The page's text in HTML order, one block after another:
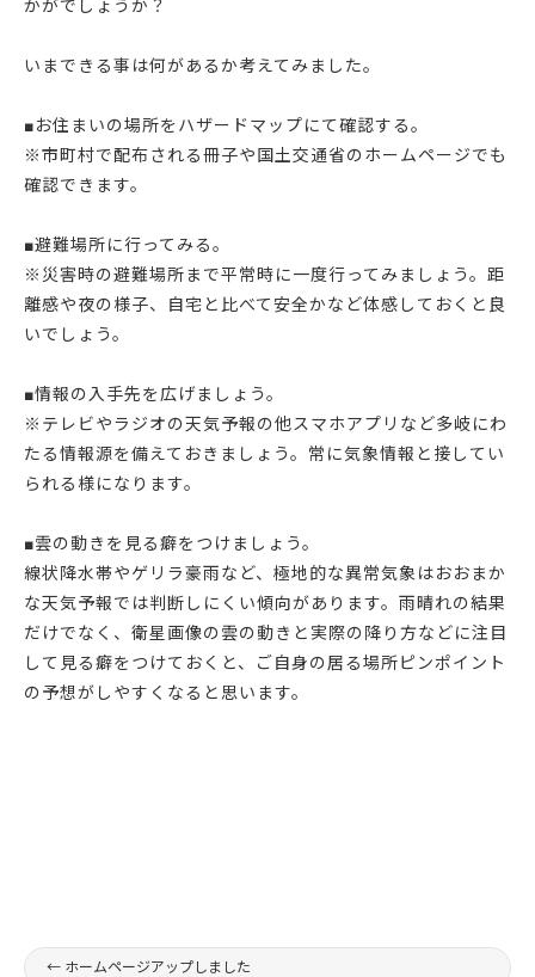
かがでしょうか？
いまできる事は何があるか考えてみました。
■お住まいの場所をハザードマップにて確認する。
※市町村で配布される冊子や国土交通省のホームページでも
確認できます。
■避難場所に行ってみる。
※災害時の避難場所まで平常時に一度行ってみましょう。距
離感や夜の様子、自宅と比べて安全かなど体感しておくと良
いでしょう。
■情報の入手先を広げましょう。
※テレビやラジオの天気予報の他スマホアプリなど多岐にわ
たる情報源を備えておきましょう。常に気象情報と接してい
られる様になります。
■雲の動きを見る癖をつけましょう。
線状降水帯やゲリラ豪雨など、極地的な異常気象はおおまか
な天気予報では判断しにくい傾向があります。雨晴れの結果
だけでなく、衛星画像の雲の動きと実際の降り方などに注目
して見る癖をつけておくと、ご自身の居る場所ピンポイント
の予想がしやすくなると思います。
← ホームページアップしました